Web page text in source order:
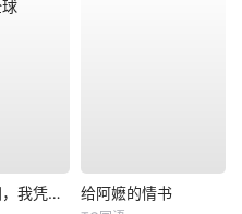
气运三角洲，我凭操作吊打全球 给阿嬷的情书